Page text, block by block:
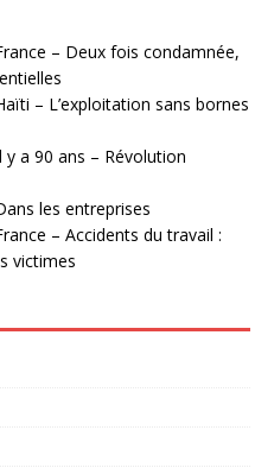
– Deux fois condamnée,
– L’exploitation sans bornes
y a 90 ans – Révolution
les entreprises
– Accidents du travail :
victimes